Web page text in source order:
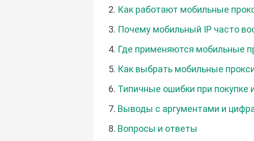
Как работают мобильные
Почему мобильный IP часто
Где применяются мобильные
Как выбрать мобильные
Типичные ошибки при покупке
Выводы с аргументами и
Вопросы и ответы